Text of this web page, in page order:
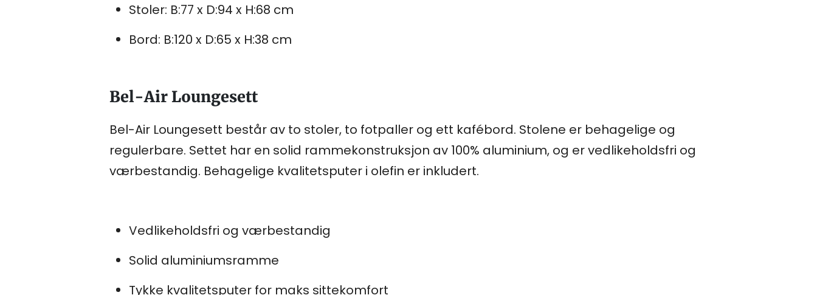
Stoler: B:77 x D:94 x H:68 cm
Bord: B:120 x D:65 x H:38 cm
Bel-Air Loungesett
Bel-Air Loungesett består av to stoler, to fotpaller og ett kafébord. Stolene er behagelige og
regulerbare. Settet har en solid rammekonstruksjon av 100% aluminium, og er vedlikeholdsfri og
værbestandig. Behagelige kvalitetsputer i olefin er inkludert.
Vedlikeholdsfri og værbestandig
Solid aluminiumsramme
Tykke kvalitetsputer for maks sittekomfort